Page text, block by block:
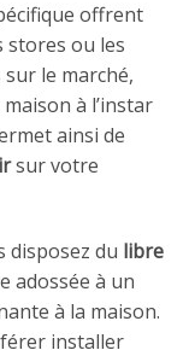
offrent
stores ou les
le marché,
à l’instar
ainsi de
sur votre
disposez du libre
adossée à un
à la maison.
installer